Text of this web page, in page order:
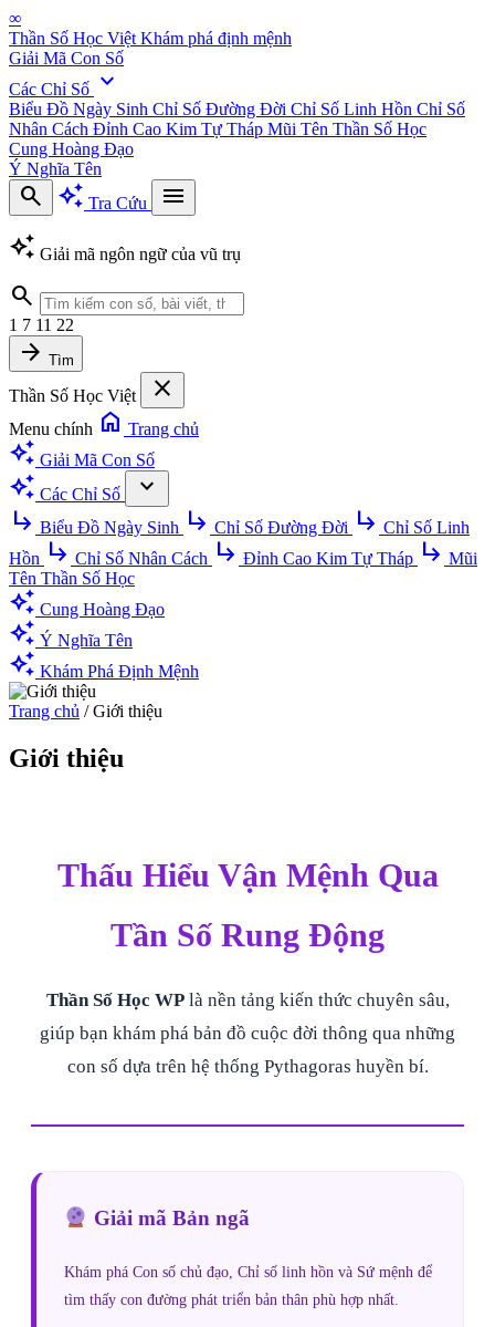
∞
Thần Số Học Việt Khám phá định mệnh
Giải Mã Con Số
Các Chỉ Số expand_more
Biểu Đồ Ngày Sinh Chỉ Số Đường Đời Chỉ Số Linh Hồn Chỉ Số
Nhân Cách Đỉnh Cao Kim Tự Tháp Mũi Tên Thần Số Học
Cung Hoàng Đạo
Ý Nghĩa Tên
search auto_awesome Tra Cứu
menu
auto_awesome Giải mã ngôn ngữ của vũ trụ
search
1 7 11 22
arrow_forward Tìm
Thần Số Học Việt close
Menu chính home Trang chủ
auto_awesome Giải Mã Con Số
auto_awesome Các Chỉ Số
expand_more
subdirectory_arrow_right Biểu Đồ Ngày Sinh subdirectory_arrow_right Chỉ Số Đường Đời subdirectory_arrow_right Chỉ Số Linh
Hồn subdirectory_arrow_right Chỉ Số Nhân Cách subdirectory_arrow_right Đỉnh Cao Kim Tự Tháp subdirectory_arrow_right Mũi
Tên Thần Số Học
auto_awesome Cung Hoàng Đạo
auto_awesome Ý Nghĩa Tên
auto_awesome Khám Phá Định Mệnh
Trang chủ / Giới thiệu
Giới thiệu
Thấu Hiểu Vận Mệnh Qua
Tần Số Rung Động
Thần Số Học WPlà nền tảng kiến thức chuyên sâu,
giúp bạn khám phá bản đồ cuộc đời thông qua những
con số dựa trên hệ thống Pythagoras huyền bí.
Giải mã Bản ngã
Khám phá Con số chủ đạo, Chỉ số linh hồn và Sứ mệnh để
tìm thấy con đường phát triển bản thân phù hợp nhất.